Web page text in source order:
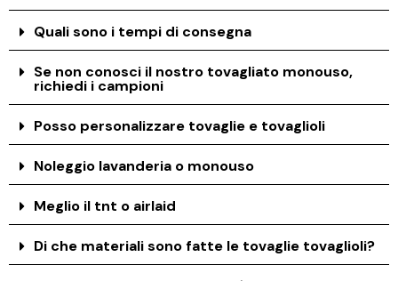
Quali sono i tempi di consegna
Se non conosci il nostro tovagliato monouso,
richiedi i campioni
Posso personalizzare tovaglie e tovaglioli
Noleggio lavanderia o monouso
Meglio il tnt o airlaid
Di che materiali sono fatte le tovaglie tovaglioli?